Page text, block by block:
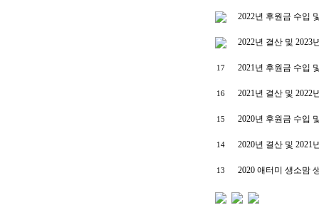
2022년 후원금 수입
2022년 결산 및 2023
17 2021년 후원금 수입
16 2021년 결산 및 2022
15 2020년 후원금 수입
14 2020년 결산 및 2021
13 2020 애터미 생소맘